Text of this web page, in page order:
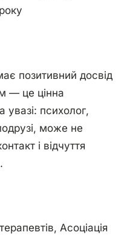
позитивний досвід
— це цінна
увазі: психолог,
може не
і відчуття
Асоціація